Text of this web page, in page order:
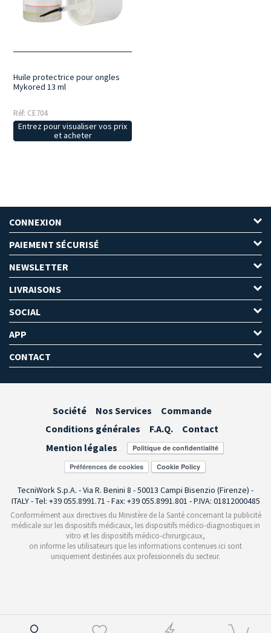
Huile protectrice pour ongles
Mykored 13 ml
Réf: CE704
Entrez pour visualiser vos prix
et acheter
CONNEXION
PAIEMENT SÉCURISÉ
NEWSLETTER
LIVRAISONS
SOCIAL
APP
CONTACT
Société Nos Services
Commande
Conditions générales
F.A.Q.
Contact
Mention légales
Préférences de cookies
TecniWork S.p.A. - Via R. Benini 8 - 50013 Campi Bisenzio (Firenze) -
ITALY - Tel: +39 055.8991.71 - Fax: +39 055.8991.801 - P.IVA: 01812000485
Conformément aux directives du Ministère de la Santé concernant la publicité
médicale sur les dispositifs médicaux, les dispositifs médico-diagnostiques in
vitro et les dispositifs médico-chirurgicaux,
on informe les utilisateurs que les informations contenues ici sont
uniquement destinées aux professionnels du secteur.